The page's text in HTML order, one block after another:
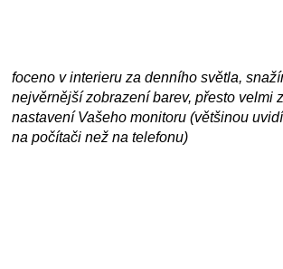
foceno v interieru za denního světla,
nejvěrnější zobrazení barev, přesto velmi
nastavení Vašeho monitoru (většinou
na počítači než na telefonu)